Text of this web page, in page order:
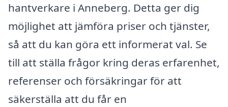
hantverkare i Anneberg. Detta ger dig
möjlighet att jämföra priser och tjänster,
så att du kan göra ett informerat val. Se
till att ställa frågor kring deras erfarenhet,
referenser och försäkringar för att
säkerställa att du får en